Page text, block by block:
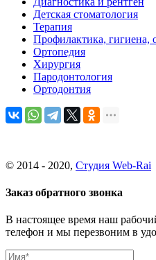
Детская стоматология
Терапия
Профилактика, гигиена,
Ортопедия
Хирургия
Пародонтология
Ортодонтия
© 2014 - 2020, Студия Web-Rai
Заказ обратного звонка
В настоящее время наш
телефон и мы перезвоним в